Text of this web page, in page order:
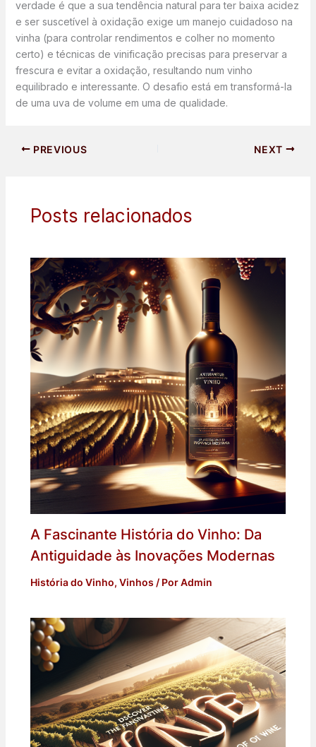
verdade é que a sua tendência natural para ter baixa acidez
e ser suscetível à oxidação exige um manejo cuidadoso na
vinha (para controlar rendimentos e colher no momento
certo) e técnicas de vinificação precisas para preservar a
frescura e evitar a oxidação, resultando num vinho
equilibrado e interessante. O desafio está em transformá-la
de uma uva de volume em uma de qualidade.
PREVIOUS NEXT
Posts relacionados
A Fascinante História do Vinho: Da
Antiguidade às Inovações Modernas
História do Vinho, Vinhos / PorAdmin